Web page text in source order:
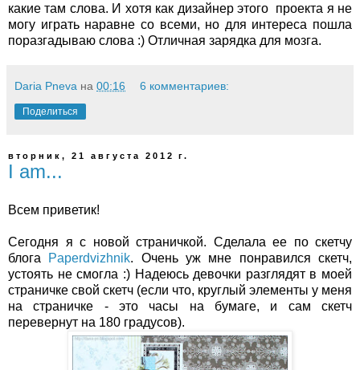
какие там слова. И хотя как дизайнер этого проекта я не
могу играть наравне со всеми, но для интереса пошла
поразгадываю слова :) Отличная зарядка для мозга.
Daria Pneva на 00:16 6 комментариев:
Поделиться
вторник, 21 августа 2012 г.
I am...
Всем приветик!
Сегодня я с новой страничкой. Сделала ее по скетчу
блога Paperdvizhnik. Очень уж мне понравился скетч,
устоять не смогла :) Надеюсь девочки разглядят в моей
страничке свой скетч (если что, круглый элементы у меня
на страничке - это часы на бумаге, и сам скетч
перевернут на 180 градусов).